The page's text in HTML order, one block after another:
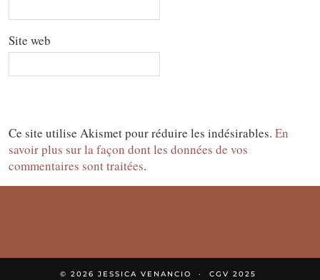
Site web
Ce site utilise Akismet pour réduire les indésirables. En
savoir plus sur la façon dont les données de vos
commentaires sont traitées.
© 2026 JESSICA VENANCIO CGV 2025